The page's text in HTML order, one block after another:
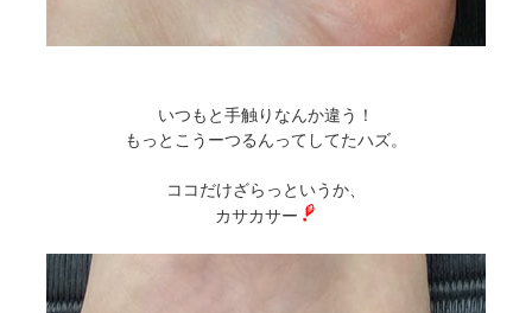
いつもと手触りなんか違う！
もっとこうーつるんってしてたハズ。
ココだけざらっというか、
カサカサー